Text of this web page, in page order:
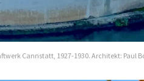
Cannstatt, 1927-1930. Architekt: Paul